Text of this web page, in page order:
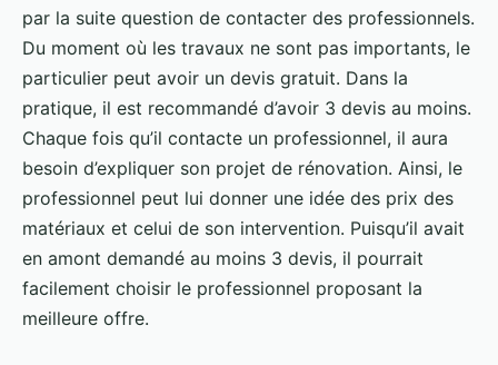
par la suite question de contacter des professionnels.
Du moment où les travaux ne sont pas importants, le
particulier peut avoir un devis gratuit. Dans la
pratique, il est recommandé d’avoir 3 devis au moins.
Chaque fois qu’il contacte un professionnel, il aura
besoin d’expliquer son projet de rénovation. Ainsi, le
professionnel peut lui donner une idée des prix des
matériaux et celui de son intervention. Puisqu’il avait
en amont demandé au moins 3 devis, il pourrait
facilement choisir le professionnel proposant la
meilleure offre.